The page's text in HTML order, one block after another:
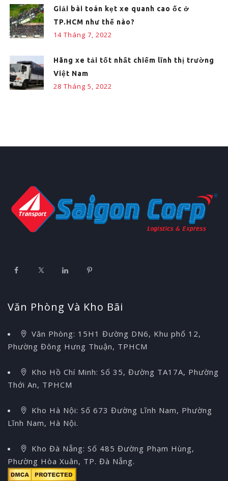
Giải bài toán kẹt xe quanh cao ốc ở
TP.HCM như thế nào?
14 Tháng 7, 2022
Hãng xe tải tốt nhất chiếm lĩnh thị trường
Việt Nam
28 Tháng 5, 2022
Văn Phòng Và Kho Bãi
Văn Phòng: 15H1 Đường DN6, Khu phố 12,
Phường Đông Hưng Thuận, TPHCM
Kho Hồ Chí Minh: Số 35, Đường TA17A, Phường
Thới An, TPHCM
Kho Hà Nội: Số 673 Đường Lĩnh Nam, Phường
Lĩnh Nam, Hà Nội.
Kho Đà Nẵng: Số 485 Đường Phạm Hùng,
Phường Hòa Xuân, TP. Đà Nẵng.